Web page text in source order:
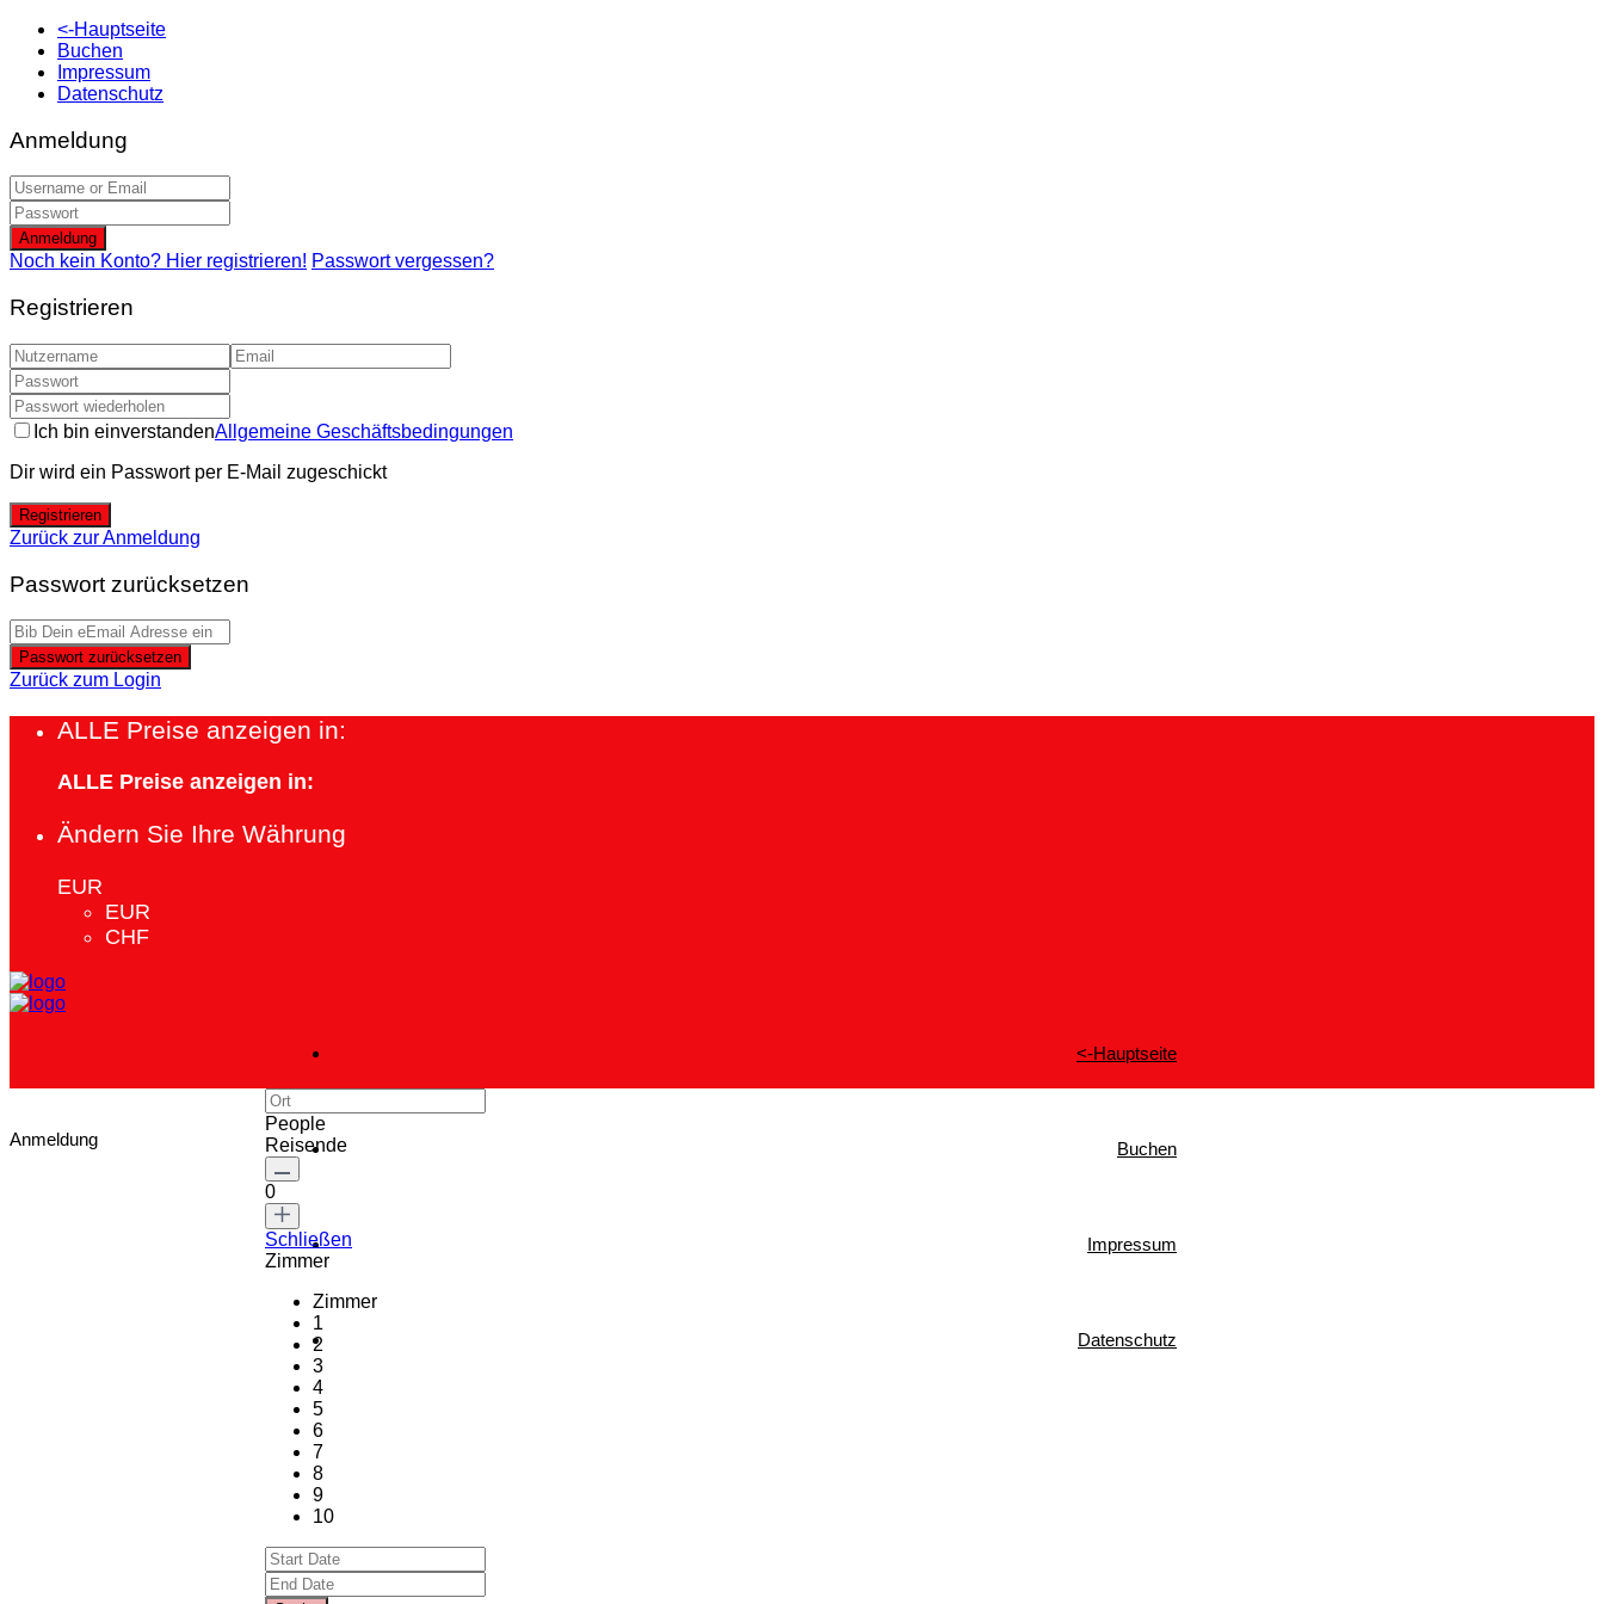
<-Hauptseite
Buchen
Impressum
Datenschutz
Anmeldung
Anmeldung
Noch kein Konto? Hier registrieren! Passwort vergessen?
Registrieren
Ich bin einverstandenAllgemeine Geschäftsbedingungen
Dir wird ein Passwort per E-Mail zugeschickt
Registrieren
Zurück zur Anmeldung
Passwort zurücksetzen
Passwort zurücksetzen
Zurück zum Login
ALLE Preise anzeigen in:
ALLE Preise anzeigen in:
Ändern Sie Ihre Währung
EUR
EUR
CHF
<-Hauptseite
Buchen
Impressum
Datenschutz
Anmeldung
People
Reisende
0
Schließen
Zimmer
Zimmer
1
2
3
4
5
6
7
8
9
10